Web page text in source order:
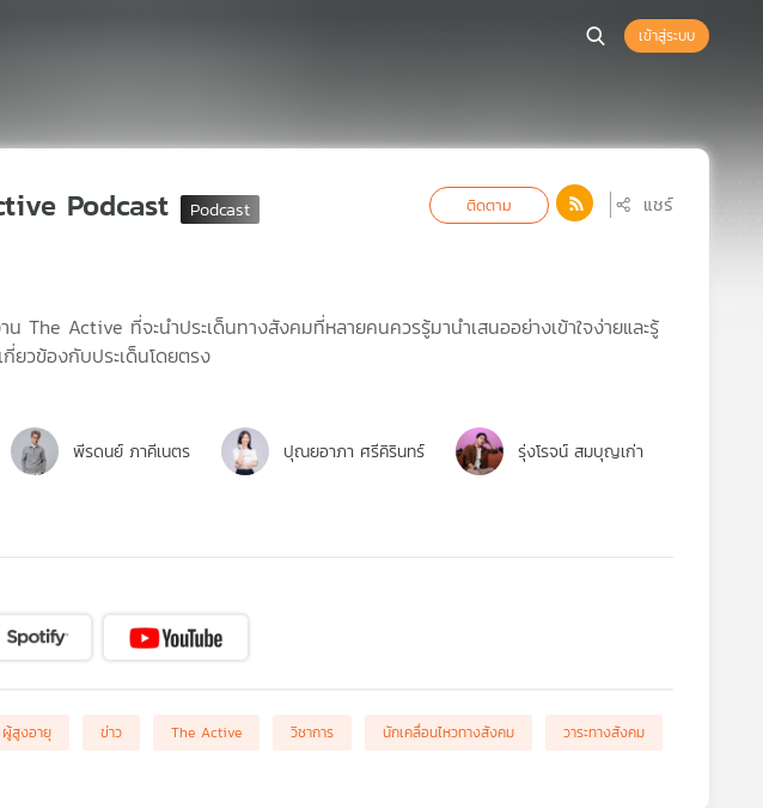
เข้าสู่ระบบ
Podcast ติดตาม แชร์
The Active ที่จะนำประเด็นทางสังคมที่หลายคนควรรู้มานำเสนออย่างเข้าใจง่ายและรู้
ยวข้องกับประเด็นโดยตรง
พีรดนย์ ภาคีเนตร ปุณยอาภา ศรีคิรินทร์ รุ่งโรจน์ สมบุญเก่า
ผู้สูงอายุ ข่าว The Active วิชาการ นักเคลื่อนไหวทางสังคม วาระทางสังคม